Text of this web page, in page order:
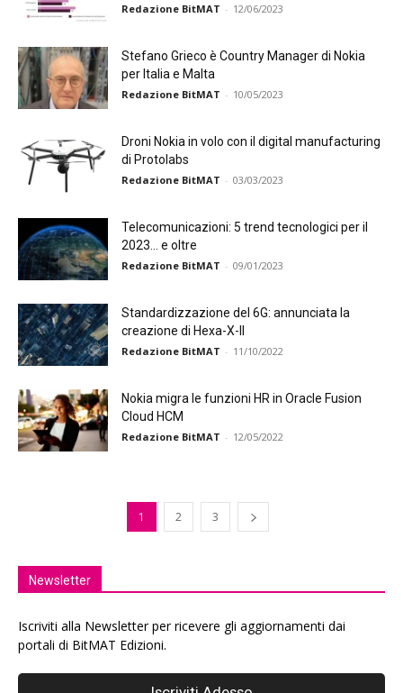
Redazione BitMAT - 12/06/2023
Stefano Grieco è Country Manager di Nokia
per Italia e Malta
Redazione BitMAT - 10/05/2023
Droni Nokia in volo con il digital manufacturing
di Protolabs
Redazione BitMAT - 03/03/2023
Telecomunicazioni: 5 trend tecnologici per il
2023… e oltre
Redazione BitMAT - 09/01/2023
Standardizzazione del 6G: annunciata la
creazione di Hexa-X-II
Redazione BitMAT - 11/10/2022
Nokia migra le funzioni HR in Oracle Fusion
Cloud HCM
Redazione BitMAT - 12/05/2022
1 2 3
Newsletter
Iscriviti alla Newsletter per ricevere gli aggiornamenti dai
portali di BitMAT Edizioni.